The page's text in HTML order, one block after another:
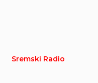
Sremski Radio